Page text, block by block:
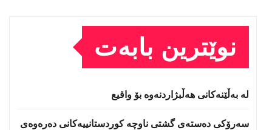
نوێترین بابەت
لە بەڵێنەکانی هەڵبژاردنەوە بۆ واقیع
سه‌رۆكی دەستەی گشتی ناوچە كوردستانییەكانی دەرەوەی